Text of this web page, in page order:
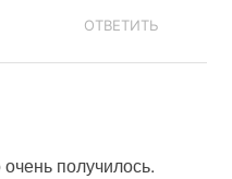
ОТВЕТИТЬ
получилось.